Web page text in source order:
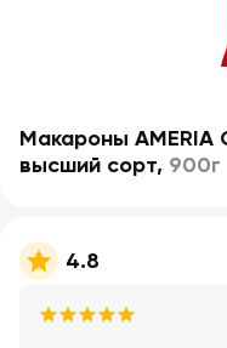
Макароны AMERIA
высший сорт, 900г
4.8